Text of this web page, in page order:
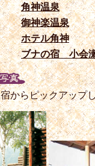
角神温泉
御神楽温泉
ホテル角神
ブナの宿 小会
からピックアップ